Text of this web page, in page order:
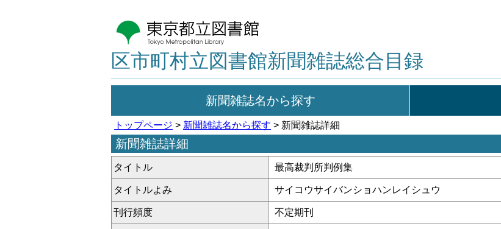
区市町村立図書館新聞雑誌総合目録
新聞雑誌名から探す
トップページ > 新聞雑誌名から探す > 新聞雑誌詳細
新聞雑誌詳細
タイトル 最高裁判所判例集
タイトルよみ サイコウサイバンショハンレイシュウ
刊行頻度 不定期刊